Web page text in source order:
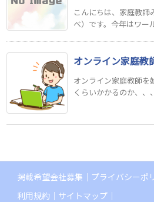
こんにちは、家庭教師
べ）です。今年はワー
オンライン家庭教
オンライン家庭教師を
くらいかかるのか、、
掲載希望会社募集 プライバシーポ
利用規約
サイトマップ